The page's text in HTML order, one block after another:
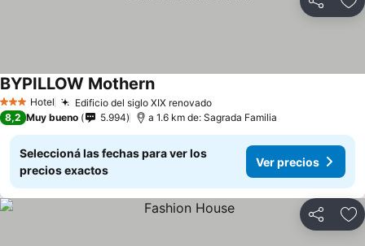
Compartir
3 Estrellas
Hotel Edificio del siglo XIX renovado
BYPILLOW Mothern
8,2 Muy bueno 5.994 a 1.6 km de: Sagrada Familia
Seleccioná las fechas para ver los
precios exactos
Ver precios
Compartir